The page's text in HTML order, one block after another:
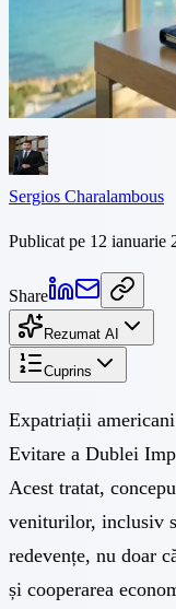
Expatriații americani
Dublei Impuneri
conceput pentru a evita
salarii,...
Sergios Charalambous
Publicat pe 12 ianuarie
Share
Rezumat AI
Cuprins
Expatriații
Evitare a Dublei
Acest tratat,
veniturilor, inclusiv
redevențe, nu doar
și cooperarea